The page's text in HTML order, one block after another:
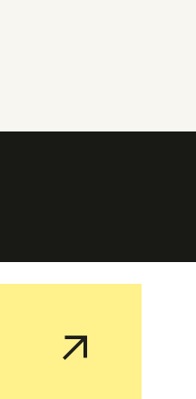
arrow_outward